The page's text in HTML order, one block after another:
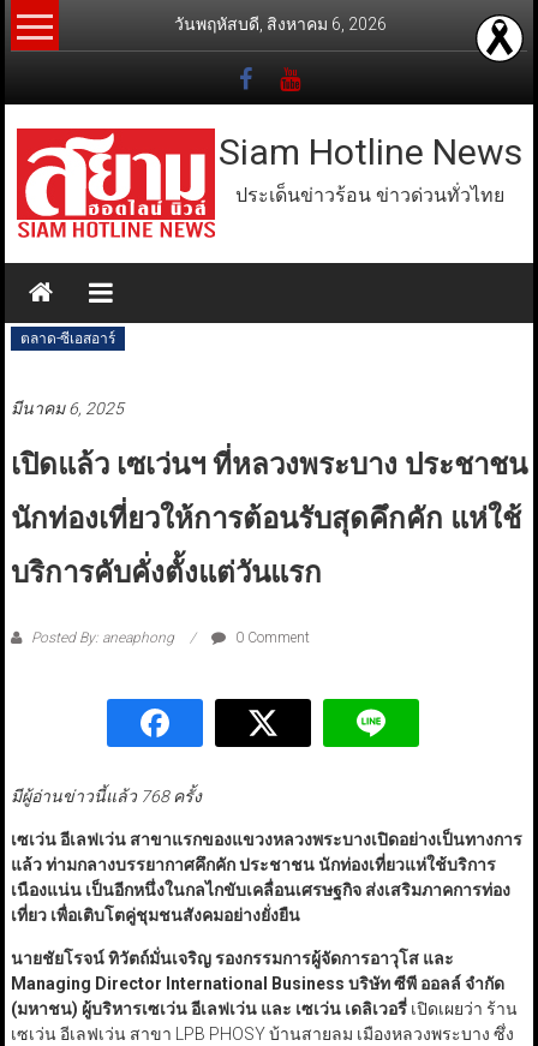
Skip
to
วันพฤหัสบดี, สิงหาคม 6, 2026
Siam Hotline News
ประเด็นข่าวร้อน ข่าวด่วนทั่วไทย
ตลาด-ซีเอสอาร์
มีนาคม 6, 2025
เปิดแล้ว เซเว่นฯ ที่หลวงพระบาง ประชาชน
นักท่องเที่ยวให้การต้อนรับสุดคึกคัก แห่ใช้
บริการคับคั่งตั้งแต่วันแรก
Posted By: aneaphong 0 Comment
มีผู้อ่านข่าวนี้แล้ว 768 ครั้ง
เซเว่น อีเลฟเว่น สาขาแรกของแขวงหลวงพระบางเปิดอย่างเป็นทางการ
แล้ว ท่ามกลางบรรยากาศคึกคัก ประชาชน นักท่องเที่ยวแห่ใช้บริการ
เนืองแน่น เป็นอีกหนึ่งในกลไกขับเคลื่อนเศรษฐกิจ ส่งเสริมภาคการท่อง
เที่ยว เพื่อเติบโตคู่ชุมชนสังคมอย่างยั่งยืน
นายชัยโรจน์ ทิวัตถ์มั่นเจริญ รองกรรมการผู้จัดการอาวุโส และ
Managing Director International Business บริษัท ซีพี ออลล์ จำกัด
(มหาชน) ผู้บริหารเซเว่น อีเลฟเว่น และ เซเว่น เดลิเวอรี่เปิดเผยว่า ร้าน
เซเว่น อีเลฟเว่น สาขา LPB PHOSY บ้านสายลม เมืองหลวงพระบาง ซึ่ง